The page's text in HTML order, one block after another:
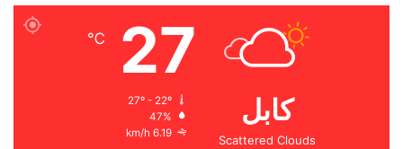
کابل
Scattered Clouds
27
℃
47%
6.19 km/h